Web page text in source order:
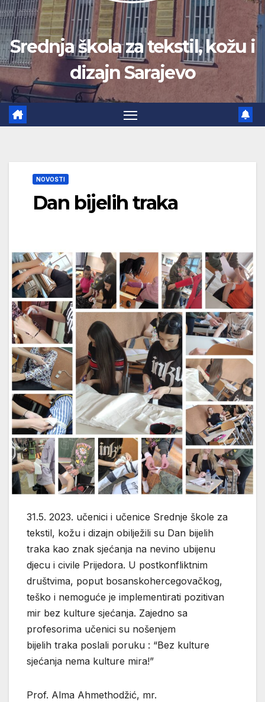
Srednja škola za tekstil, kožu i
dizajn Sarajevo
NOVOSTI
Dan bijelih traka
31.5. 2023. učenici i učenice Srednje škole za
tekstil, kožu i dizajn obilježili su Dan bijelih
traka kao znak sjećanja na nevino ubijenu
djecu i civile Prijedora. U postkonfliktnim
društvima, poput bosanskohercegovačkog,
teško i nemoguće je implementirati pozitivan
mir bez kulture sjećanja. Zajedno sa
profesorima učenici su nošenjem
bijelih traka poslali poruku : “Bez kulture
sjećanja nema kulture mira!”
Prof. Alma Ahmethodžić, mr.